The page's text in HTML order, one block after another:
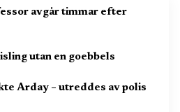
avgår timmar efter
utan en goebbels
Arday – utreddes av polis